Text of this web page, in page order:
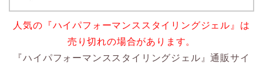
人気の『ハイパフォーマンススタイリングジェル』は
売り切れの場合があります。
『ハイパフォーマンススタイリングジェル』通販サイ